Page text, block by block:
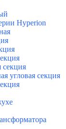
Hyperion
секция
угловая секция